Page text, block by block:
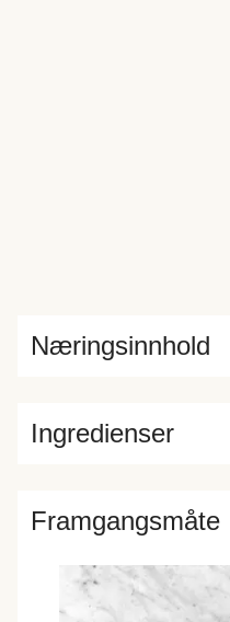
Ingredienser
Næringsinnhold
Framgangsmåte